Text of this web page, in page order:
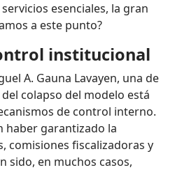
esenciales, la gran
a este punto?
institucional
A. Gauna Lavayen, una de
colapso del modelo está
de control interno.
haber garantizado la
comisiones fiscalizadoras y
en muchos casos,